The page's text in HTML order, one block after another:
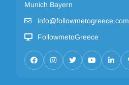
Munich Bayern
info@followmetogreece.com
FollowmetoGreece